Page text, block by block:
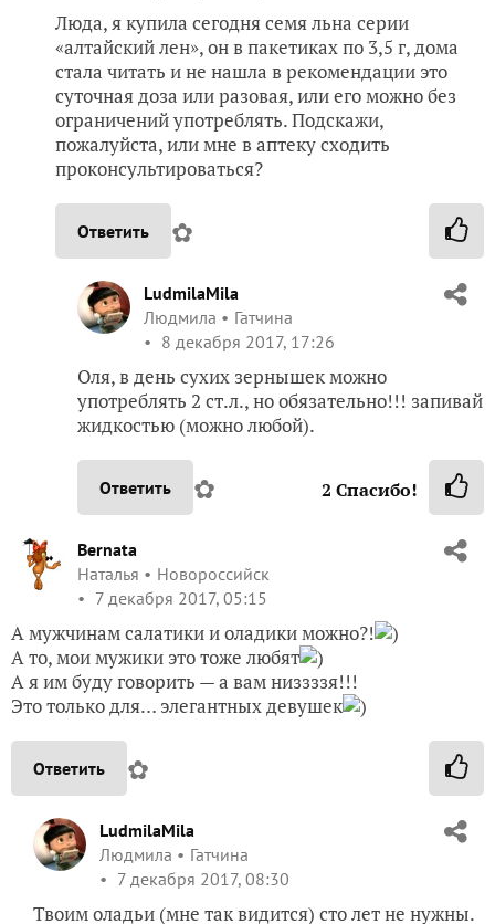
Люда, я купила сегодня семя льна серии
«алтайский лен», он в пакетиках по 3,5 г, дома
стала читать и не нашла в рекомендации это
суточная доза или разовая, или его можно без
ограничений употреблять. Подскажи,
пожалуйста, или мне в аптеку сходить
проконсультироваться?
Ответить ✿
LudmilaMila
Людмила
Гатчина
8 декабря 2017, 17:26
Оля, в день сухих зернышек можно
употреблять 2 ст.л., но обязательно!!! запивай
жидкостью (можно любой).
Ответить ✿ 2 Спасибо!
Bernata
Наталья
Новороссийск
7 декабря 2017, 05:15
А мужчинам салатики и оладики можно?!
)
А то, мои мужики это тоже любят
)
А я им буду говорить — а вам низзззя!!!
Это только для… элегантных девушек
)
Ответить ✿
LudmilaMila
Людмила
Гатчина
7 декабря 2017, 08:30
Твоим оладьи (мне так видится) сто лет не нужны.